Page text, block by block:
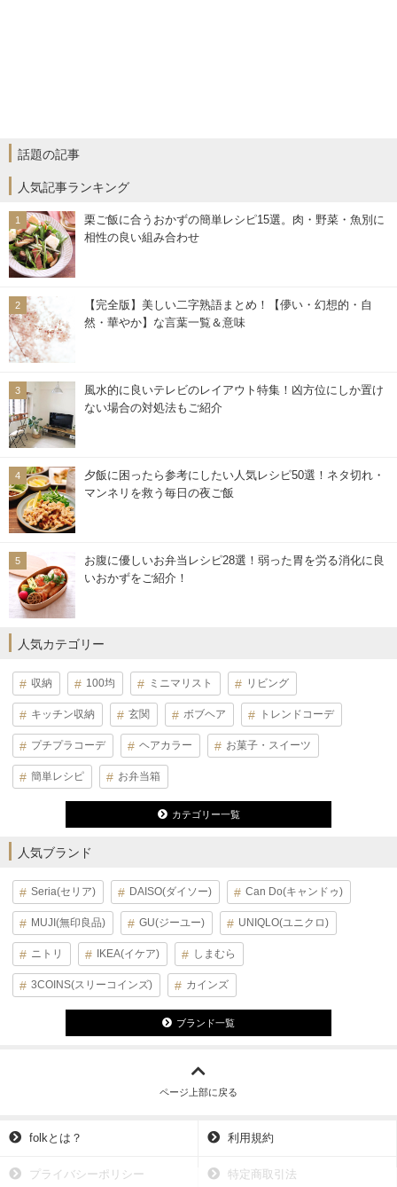
話題の記事
人気記事ランキング
栗ご飯に合うおかずの簡単レシピ15選。肉・野菜・魚別に
相性の良い組み合わせ
【完全版】美しい二字熟語まとめ！【儚い・幻想的・自
然・華やか】な言葉一覧＆意味
風水的に良いテレビのレイアウト特集！凶方位にしか置け
ない場合の対処法もご紹介
夕飯に困ったら参考にしたい人気レシピ50選！ネタ切れ・
マンネリを救う毎日の夜ご飯
お腹に優しいお弁当レシピ28選！弱った胃を労る消化に良
いおかずをご紹介！
人気カテゴリー
収納 100均 ミニマリスト リビング
キッチン収納 玄関 ボブヘア トレンドコーデ
プチプラコーデ ヘアカラー お菓子・スイーツ
簡単レシピ お弁当箱
カテゴリー一覧
人気ブランド
Seria(セリア) DAISO(ダイソー) Can Do(キャンドゥ)
MUJI(無印良品) GU(ジーユー) UNIQLO(ユニクロ)
ニトリ IKEA(イケア) しまむら
3COINS(スリーコインズ) カインズ
ブランド一覧
ページ上部に戻る
folkとは？ 利用規約
プライバシーポリシー 特定商取引法